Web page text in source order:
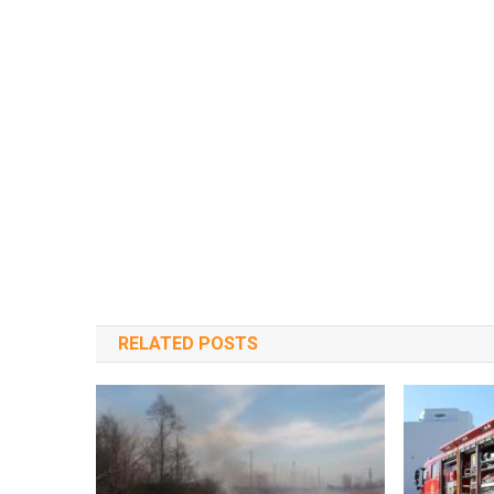
RELATED POSTS